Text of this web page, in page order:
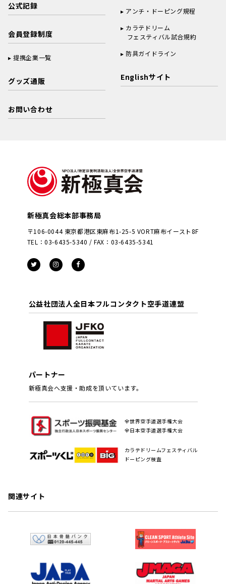
公式記録
会員登録制度
提携企業一覧
グッズ通販
お問い合わせ
アンチ・ドーピング規程
カラテドリーム
フェスティバル試合規約
防具ガイドライン
Englishサイト
新極真会総本部事務局
〒106-0044 東京都港区東麻布1-25-5 VORT麻布イースト8F
TEL：03-6435-5340 / FAX：03-6435-5341
公益社団法人全日本フルコンタクト空手道連盟
パートナー
新極真会へ支援・助成を頂いています。
全世界空手道選手権大会
全日本空手道選手権大会
カラテドリームフェスティバル
ドーピング検査
関連サイト